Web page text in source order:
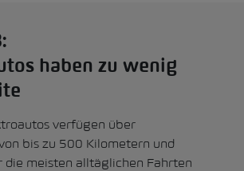
haben zu wenig
verfügen über
bis zu 500 Kilometern und
die meisten alltäglichen Fahrten